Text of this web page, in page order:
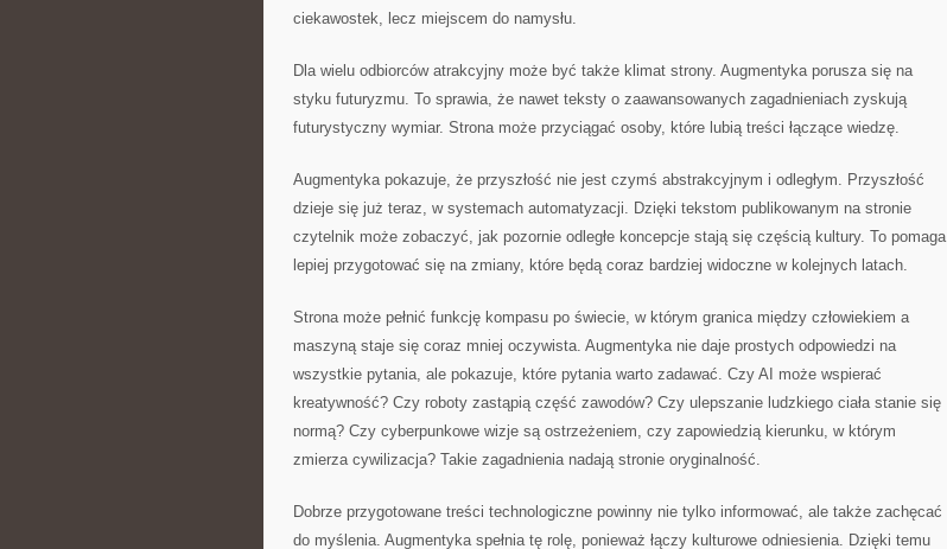
ciekawostek, lecz miejscem do namysłu.
Dla wielu odbiorców atrakcyjny może być także klimat strony. Augmentyka porusza się na
styku futuryzmu. To sprawia, że nawet teksty o zaawansowanych zagadnieniach zyskują
futurystyczny wymiar. Strona może przyciągać osoby, które lubią treści łączące wiedzę.
Augmentyka pokazuje, że przyszłość nie jest czymś abstrakcyjnym i odległym. Przyszłość
dzieje się już teraz, w systemach automatyzacji. Dzięki tekstom publikowanym na stronie
czytelnik może zobaczyć, jak pozornie odległe koncepcje stają się częścią kultury. To pomaga
lepiej przygotować się na zmiany, które będą coraz bardziej widoczne w kolejnych latach.
Strona może pełnić funkcję kompasu po świecie, w którym granica między człowiekiem a
maszyną staje się coraz mniej oczywista. Augmentyka nie daje prostych odpowiedzi na
wszystkie pytania, ale pokazuje, które pytania warto zadawać. Czy AI może wspierać
kreatywność? Czy roboty zastąpią część zawodów? Czy ulepszanie ludzkiego ciała stanie się
normą? Czy cyberpunkowe wizje są ostrzeżeniem, czy zapowiedzią kierunku, w którym
zmierza cywilizacja? Takie zagadnienia nadają stronie oryginalność.
Dobrze przygotowane treści technologiczne powinny nie tylko informować, ale także zachęcać
do myślenia. Augmentyka spełnia tę rolę, ponieważ łączy kulturowe odniesienia. Dzięki temu